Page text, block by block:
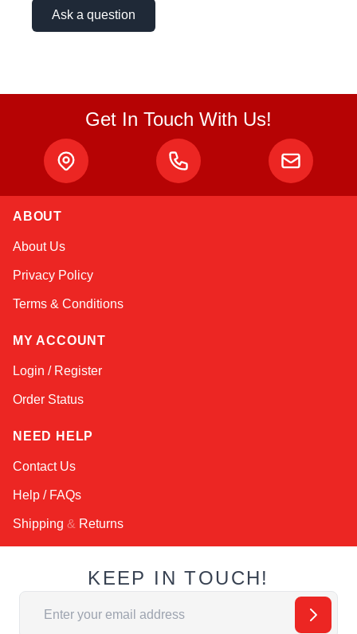
Ask a question
Get In Touch With Us!
ABOUT
About Us
Privacy Policy
Terms & Conditions
MY ACCOUNT
Login / Register
Order Status
NEED HELP
Contact Us
Help / FAQs
Shipping & Returns
KEEP IN TOUCH!
Email Address